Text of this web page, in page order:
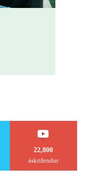
22,800
áskrifendur